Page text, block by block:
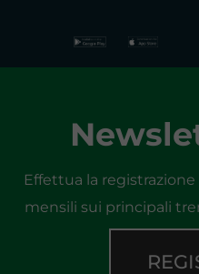
Effettua la
mensili sui principali